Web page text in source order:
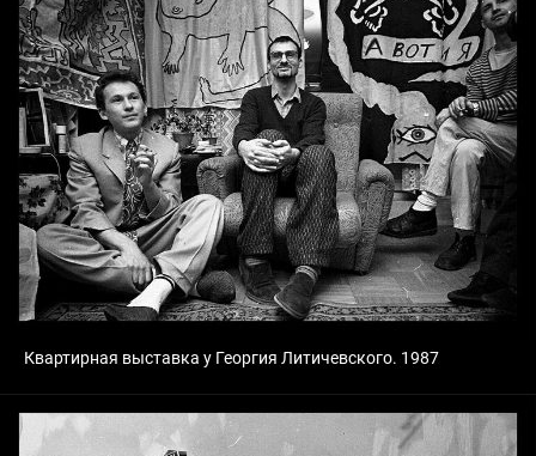
Квартирная выставка у Георгия Литичевского. 1987